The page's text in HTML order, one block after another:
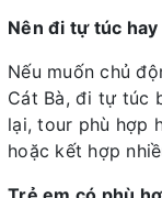
Nên đi tự túc
Nếu muốn chủ
Cát Bà, đi tự túc
lại, tour phù hợp
hoặc kết hợp